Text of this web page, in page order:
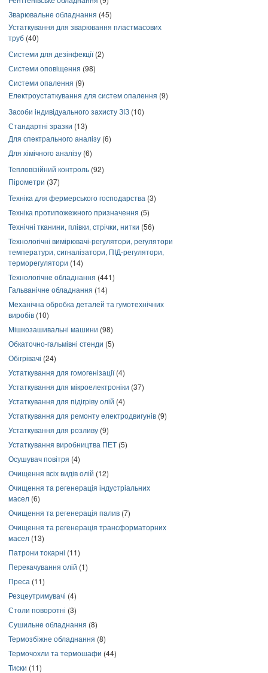
Зварювальне обладнання (45)
Устаткування для зварювання пластмасових
труб (40)
Системи для дезінфекції(2)
Системи оповіщення (98)
Системи опалення (9)
Електроустаткування для систем опалення (9)
Засоби індивідуального захисту ЗІЗ (10)
Стандартні зразки (13)
Для спектрального аналізу (6)
Для хімічного аналізу (6)
Тепловізійний контроль (92)
Пірометри (37)
Техніка для фермерського господарства (3)
Техніка протипожежного призначення (5)
Технічні тканини, плівки, стрічки, нитки (56)
Технологічні вимірювачі-регулятори, регулятори
температури, сигналізатори, ПІД-регулятори,
терморегулятори (14)
Технологічне обладнання (441)
Гальванічне обладнання (14)
Механічна обробка деталей та гумотехнічних
виробів (10)
Мішкозашивальні машини (98)
Обкаточно-гальмівні стенди (5)
Обігрівачі (24)
Устаткування для гомогенізації(4)
Устаткування для мікроелектроніки (37)
Устаткування для підігріву олій (4)
Устаткування для ремонту електродвигунів (9)
Устаткування для розливу (9)
Устаткування виробництва ПЕТ (5)
Осушувач повітря (4)
Очищення всіх видів олій (12)
Очищення та регенерація індустріальних
масел (6)
Очищення та регенерація палив (7)
Очищення та регенерація трансформаторних
масел (13)
Патрони токарні (11)
Перекачування олій (1)
Преса (11)
Резцеутримувачі (4)
Столи поворотні (3)
Сушильне обладнання (8)
Термозбіжне обладнання (8)
Термочохли та термошафи (44)
Тиски (11)